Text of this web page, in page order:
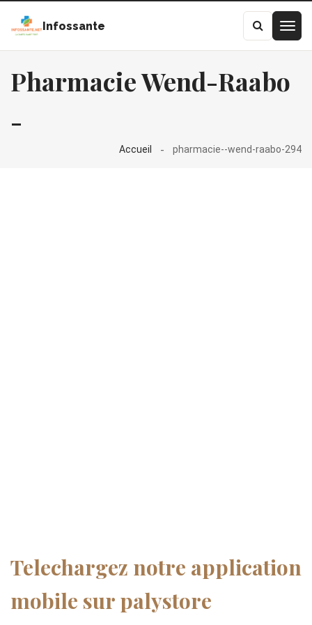
Infossante
Pharmacie Wend-Raabo
-
Accueil pharmacie--wend-raabo-294
Telechargez notre application
mobile sur palystore